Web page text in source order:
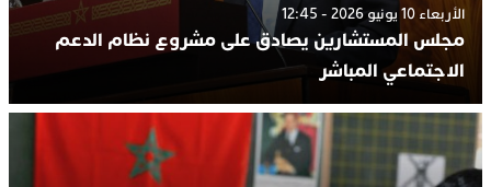
الأربعاء 10 يونيو 2026 - 12:45
مجلس المستشارين يصادق على مشروع نظام الدعم
الاجتماعي المباشر